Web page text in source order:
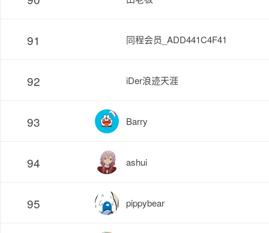
91 同程会员_ADD441C4F41
92 iDer浪迹天涯
93 Barry
94 ashui
95 pippybear